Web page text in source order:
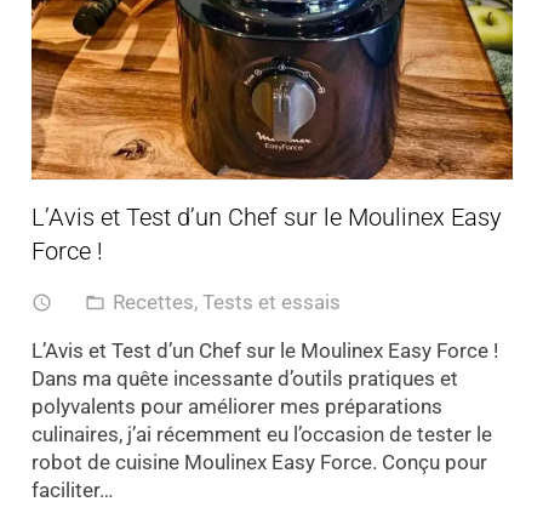
L’Avis et Test d’un Chef sur le Moulinex Easy
Force !
access_time folder_open Recettes,Tests et essais
L’Avis et Test d’un Chef sur le Moulinex Easy Force !
Dans ma quête incessante d’outils pratiques et
polyvalents pour améliorer mes préparations
culinaires, j’ai récemment eu l’occasion de tester le
robot de cuisine Moulinex Easy Force. Conçu pour
faciliter…